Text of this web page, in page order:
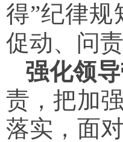
得”纪律规
促动、问
强化领导
责，把加
落实，面